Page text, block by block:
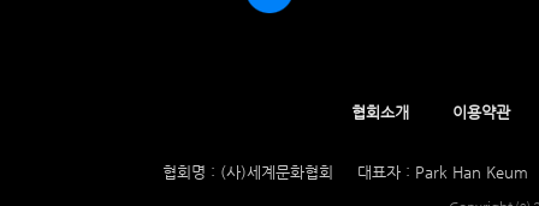
협회소개 이용약관
협회명 : (사)세계문화협회 대표자 : Park Han Keum